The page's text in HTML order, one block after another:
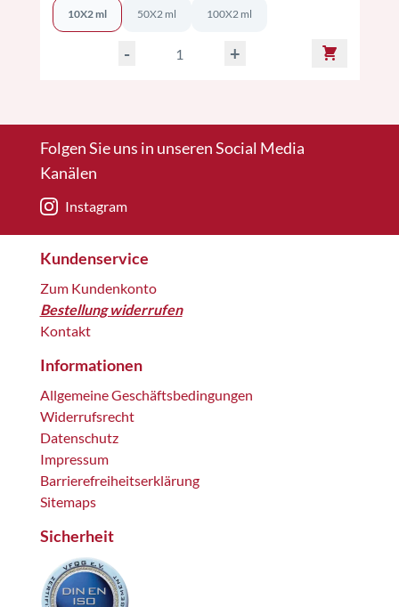
10X2 ml 50X2 ml 100X2 ml
- +
Folgen Sie uns in unseren Social Media
Kanälen
Instagram
Kundenservice
Zum Kundenkonto
Bestellung widerrufen
Kontakt
Informationen
Allgemeine Geschäftsbedingungen
Widerrufsrecht
Datenschutz
Impressum
Barrierefreiheitserklärung
Sitemaps
Sicherheit